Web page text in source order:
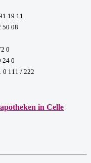
19 11
50 08
0
24 0
0 111 / 222
in Celle